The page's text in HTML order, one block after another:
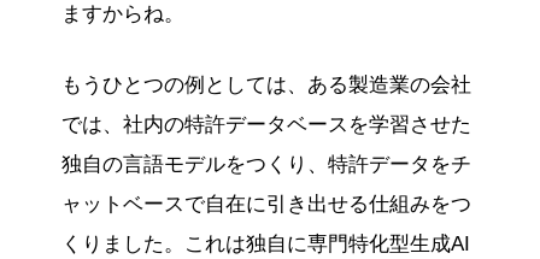
ますからね。
もうひとつの例としては、ある製造業の会社
では、社内の特許データベースを学習させた
独自の言語モデルをつくり、特許データをチ
ャットベースで自在に引き出せる仕組みをつ
くりました。これは独自に専門特化型生成AI